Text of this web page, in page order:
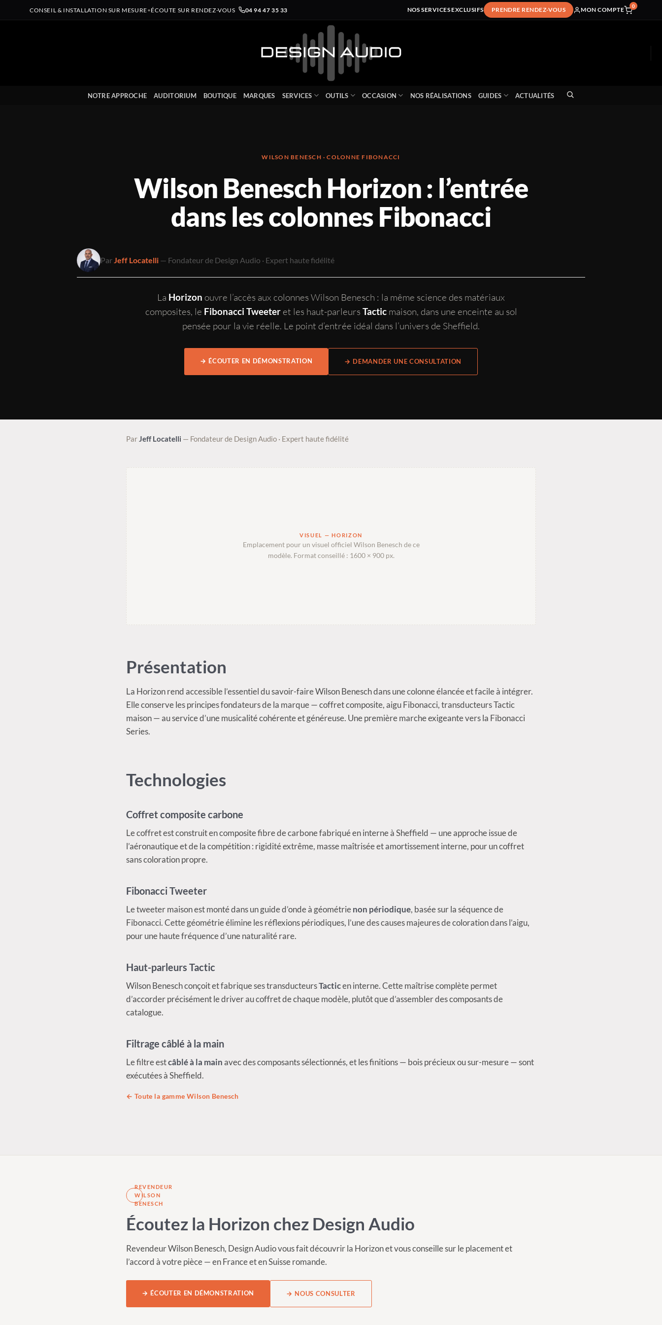
CONSEIL & INSTALLATION SUR MESURE•ÉCOUTE SUR RENDEZ-VOUS 04 94 47 35 33 NOS SERVICES EXCLUSIFS PRENDRE RENDEZ-VOUS MON COMPTE
0
NOTRE APPROCHE AUDITORIUM BOUTIQUE MARQUES SERVICES OUTILS OCCASION NOS RÉALISATIONS GUIDES ACTUALITÉS
WILSON BENESCH · COLONNE FIBONACCI
Wilson Benesch Horizon : l’entrée
dans les colonnes Fibonacci
ParJeff Locatelli — Fondateur de Design Audio · Expert haute fidélité
La Horizon ouvre l’accès aux colonnes Wilson Benesch : la même science des matériaux
composites, le Fibonacci Tweeteret les haut-parleurs Tacticmaison, dans une enceinte au sol
pensée pour la vie réelle. Le point d’entrée idéal dans l’univers de Sheffield.
→ ÉCOUTER EN DÉMONSTRATION → DEMANDER UNE CONSULTATION
ParJeff Locatelli — Fondateur de Design Audio · Expert haute fidélité
VISUEL — HORIZON
Emplacement pour un visuel officiel Wilson Benesch de ce
modèle. Format conseillé : 1600 × 900 px.
Présentation
La Horizon rend accessible l’essentiel du savoir-faire Wilson Benesch dans une colonne élancée et facile à intégrer.
Elle conserve les principes fondateurs de la marque — coffret composite, aigu Fibonacci, transducteurs Tactic
maison — au service d’une musicalité cohérente et généreuse. Une première marche exigeante vers la Fibonacci
Series.
Technologies
Coffret composite carbone
Le coffret est construit en composite fibre de carbone fabriqué en interne à Sheffield — une approche issue de
l’aéronautique et de la compétition : rigidité extrême, masse maîtrisée et amortissement interne, pour un coffret
sans coloration propre.
Fibonacci Tweeter
Le tweeter maison est monté dans un guide d’onde à géométrienon périodique, basée sur la séquence de
Fibonacci. Cette géométrie élimine les réflexions périodiques, l’une des causes majeures de coloration dans l’aigu,
pour une haute fréquence d’une naturalité rare.
Haut-parleurs Tactic
Wilson Benesch conçoit et fabrique ses transducteursTacticen interne. Cette maîtrise complète permet
d’accorder précisément le driver au coffret de chaque modèle, plutôt que d’assembler des composants de
catalogue.
Filtrage câblé à la main
Le filtre estcâblé à la mainavec des composants sélectionnés, et les finitions — bois précieux ou sur-mesure — sont
exécutées à Sheffield.
← Toute la gamme Wilson Benesch
REVENDEUR
WILSON
BENESCH
Écoutez la Horizon chez Design Audio
Revendeur Wilson Benesch, Design Audio vous fait découvrir la Horizon et vous conseille sur le placement et
l’accord à votre pièce — en France et en Suisse romande.
→ ÉCOUTER EN DÉMONSTRATION → NOUS CONSULTER